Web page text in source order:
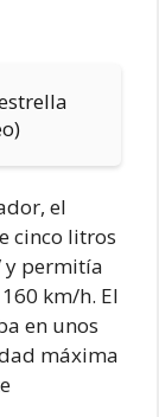
el
cinco litros
y permitía
km/h. El
en unos
máxima